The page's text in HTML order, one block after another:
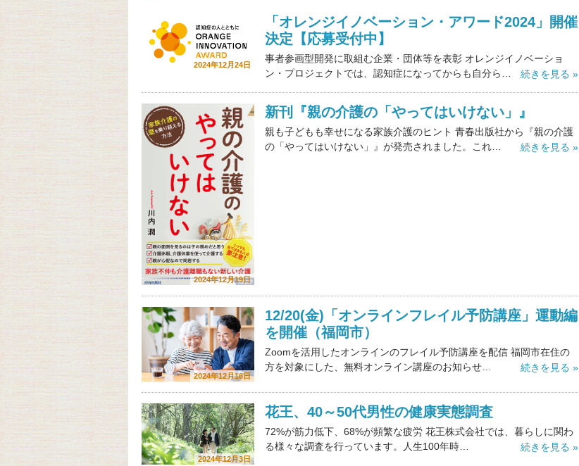
2024年12月24日
「オレンジイノベーション・アワード2024」開催
決定【応募受付中】
事者参画型開発に取組む企業・団体等を表彰 オレンジイノベーショ
ン・プロジェクトでは、認知症になってからも自分ら…
続きを見る »
2024年12月19日
新刊『親の介護の「やってはいけない」』
親も子どもも幸せになる家族介護のヒント 青春出版社から『親の介護
の「やってはいけない」』が発売されました。これ…
続きを見る »
2024年12月16日
12/20(金)「オンラインフレイル予防講座」運動編
を開催（福岡市）
Zoomを活用したオンラインのフレイル予防講座を配信 福岡市在住の
方を対象にした、無料オンライン講座のお知らせ…
続きを見る »
2024年12月3日
花王、40～50代男性の健康実態調査
72%が筋力低下、68%が頻繁な疲労 花王株式会社では、暮らしに関わ
る様々な調査を行っています。人生100年時…
続きを見る »